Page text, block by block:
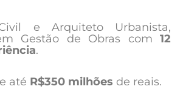
e Arquiteto Urbanista,
Gestão de Obras com 12
.
até R$350 milhões de reais.